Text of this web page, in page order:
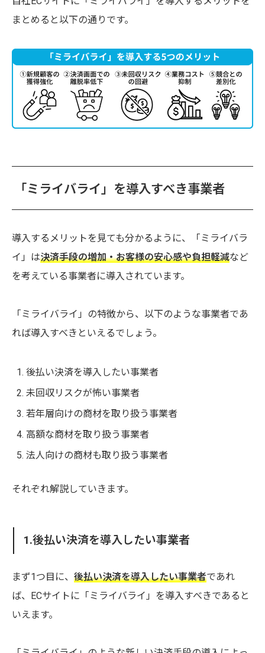
まとめると以下の通りです。
「ミライバライ」を導入すべき事業者
導入するメリットを見ても分かるように、「ミライバラ
イ」は決済手段の増加・お客様の安心感や負担軽減など
を考えている事業者に導入されています。
「ミライバライ」の特徴から、以下のような事業者であ
れば導入すべきといえるでしょう。
後払い決済を導入したい事業者
未回収リスクが怖い事業者
若年層向けの商材を取り扱う事業者
高額な商材を取り扱う事業者
法人向けの商材も取り扱う事業者
それぞれ解説していきます。
1.後払い決済を導入したい事業者
まず1つ目に、 後払い決済を導入したい事業者であれ
ば、ECサイトに「ミライバライ」を導入すべきであると
いえます。